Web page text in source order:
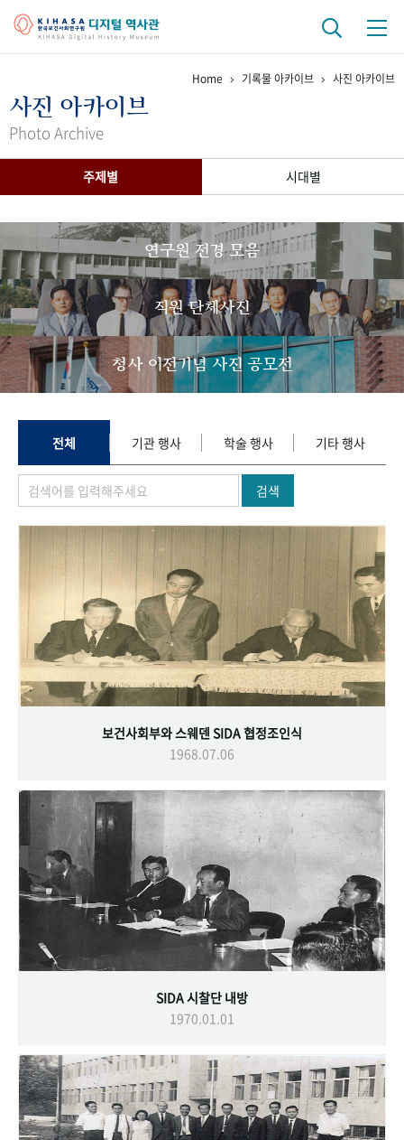
걸어온 길 기관 변천사
간행물 변천사
기록물 아카이브
사진 아카이브 문서 기록물 행정박물 영상 기록물
50+1 주년 기념
성과 50선 숫자로 보는 50년
세계와 함께 한 KIHASA
VR 역사관
Home 기록물 아카이브 사진 아카이브
사진 아카이브
Photo Archive
주제별 시대별
연구원 전경 모음
직원 단체사진
청사 이전기념 사진 공모전
전체 기관 행사 학술 행사 기타 행사
검색
보건사회부와 스웨덴 SIDA 협정조인식
1968.07.06
SIDA 시찰단 내방
1970.01.01